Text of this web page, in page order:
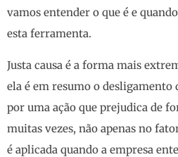
vamos entender o que é e
esta ferramenta.
Justa causa é a forma mais
ela é em resumo o
por uma ação que prejudica de
muitas vezes, não apenas no
é aplicada quando a empresa